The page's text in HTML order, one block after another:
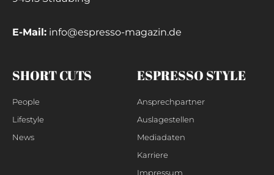
E-Mail: info@espresso-magazin.de
SHORT CUTS
People
Lifestyle
News
ESPRESSO STYLE
Ansprechpartner
Auslagestellen
Mediadaten
Karriere
Impressum